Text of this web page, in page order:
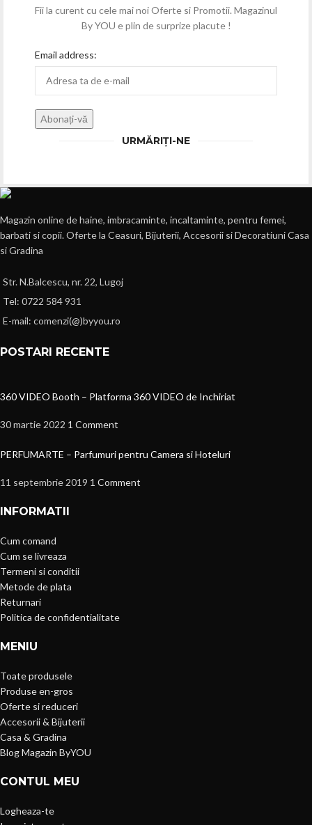
Fii la curent cu cele mai noi Oferte si Promotii. Magazinul
By YOU e plin de surprize placute !
Email address:
URMĂRIȚI-NE
Magazin online de haine, imbracaminte, incaltaminte, pentru femei,
barbati si copii. Oferte la Ceasuri, Bijuterii, Accesorii si Decoratiuni Casa
si Gradina
Str. N.Balcescu, nr. 22, Lugoj
Tel: 0722 584 931
E-mail: comenzi(@)byyou.ro
POSTARI RECENTE
360 VIDEO Booth – Platforma 360 VIDEO de Inchiriat
30 martie 2022 1 Comment
PERFUMARTE – Parfumuri pentru Camera si Hoteluri
11 septembrie 2019 1 Comment
INFORMATII
Cum comand
Cum se livreaza
Termeni si conditii
Metode de plata
Returnari
Politica de confidentialitate
MENIU
Toate produsele
Produse en-gros
Oferte si reduceri
Accesorii & Bijuterii
Casa & Gradina
Blog Magazin ByYOU
CONTUL MEU
Logheaza-te